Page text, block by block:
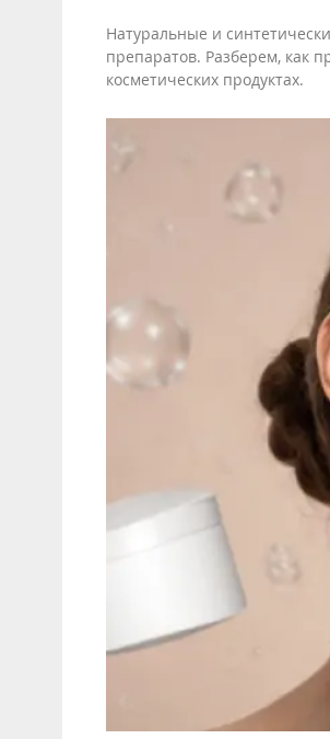
Натуральные и
препаратов. Разберем, как
косметических продуктах.